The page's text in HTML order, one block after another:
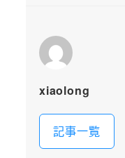
xiaolong
記事一覧